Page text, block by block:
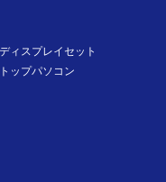
ィスプレイセット
ップパソコン